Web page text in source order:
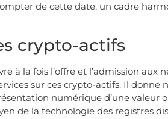
de cette date, un cadre
crypto-actifs
à la fois l’offre et l’admission aux
sur ces crypto-actifs. Il
numérique d’une
de la technologie des registres